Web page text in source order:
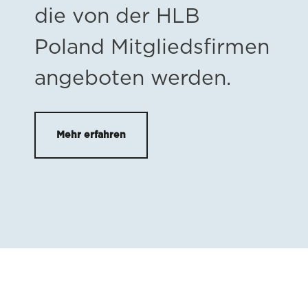
die von der HLB
Poland Mitgliedsfirmen
angeboten werden.
Mehr erfahren